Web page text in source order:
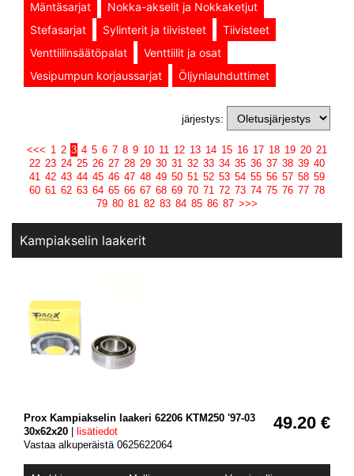
Mäntäsarjat
Nokka-akselit ja Nokkaketjut
Stefasarjat
Sylinterit ja tiivisteet
Tiivisteet
Venttiilinsäätöpalat
Venttiilit ja osat
Vesipumpun korjaussarjat
Öljynlauhduttimet
järjestys:
<<< 1 2 3 4 5 6 7 8 9 10 11 12 13 14 15 16 17 18 19 20 21
22 23 24 25 26 27 28 29 30 31 32 33 34 35 36 37 38 39 40
41 42 43 44 45 46 47 48 49 50 51 52 53 54 55 56 57 58 59
60 61 62 63 64 65 66 67 68 69 70 71 72 73 74 75 76 77 78
79 80 81 82 83 84 85 86 87 >>>
Kampiakselin laakerit
49.20 €
Prox Kampiakselin laakeri 62206 KTM250 '97-03
30x62x20
lisätiedot
Vastaa alkuperäistä 0625622064